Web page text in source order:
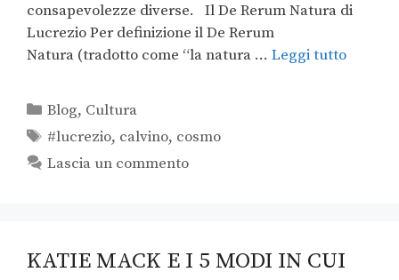
consapevolezze diverse. Il De Rerum Natura di
Lucrezio Per definizione il De Rerum
Natura (tradotto come “la natura … Leggi tutto
Blog, Cultura
#lucrezio, calvino, cosmo
Lascia un commento
KATIE MACK E I 5 MODI IN CUI